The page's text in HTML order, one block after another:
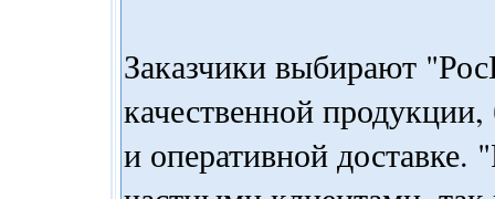
Заказчики выбирают
качественной
и оперативной доставке.